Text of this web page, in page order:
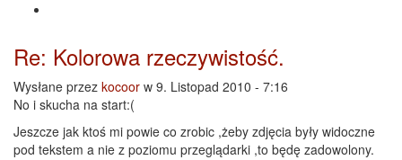
Re: Kolorowa rzeczywistość.
Wysłane przez kocoor w 9. Listopad 2010 - 7:16
No i skucha na start:(
Jeszcze jak ktoś mi powie co zrobic ,żeby zdjęcia były widoczne
pod tekstem a nie z poziomu przeglądarki ,to będę zadowolony.